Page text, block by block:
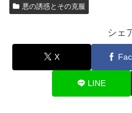
悪の誘惑とその克服
シェ
X
LINE